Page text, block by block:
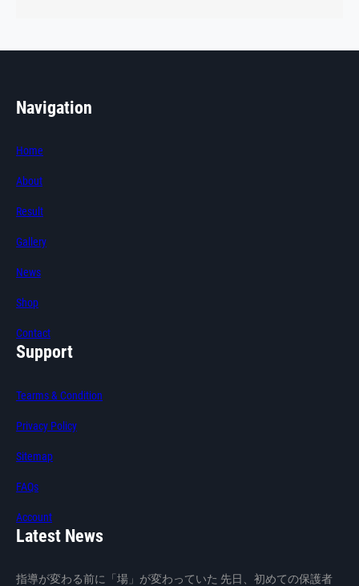
Navigation
Home
About
Result
Gallery
News
Shop
Contact
Support
Tearms & Condition
Privacy Policy
Sitemap
FAQs
Account
Latest News
指導が変わる前に「場」が変わっていた 先日、初めての保護者